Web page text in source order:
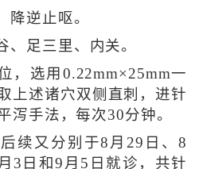
降逆止呕。
、足三里、内关。
，选用0.22mm×25mm一
上述诸穴双侧直刺，进针
泻手法，每次30分钟。
续又分别于8月29日、8
3日和9月5日就诊，共针